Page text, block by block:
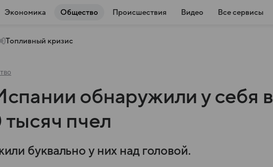
Экономика Общество Происшествия Видео Все сервисы
Топливный кризис
обнаружили у себя в
пчел
буквально у них над головой.